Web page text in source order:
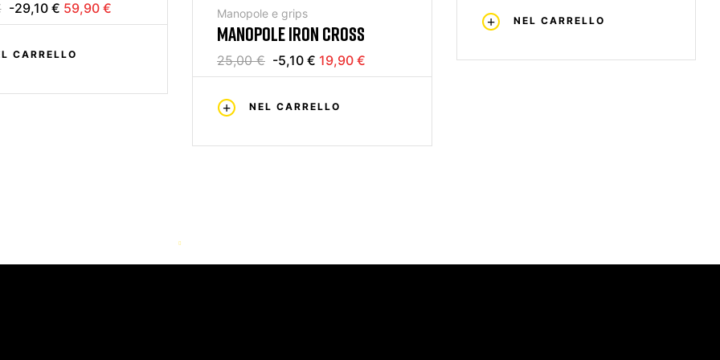
-29,10 € 59,90 €
CARRELLO
Manopole e grips
MANOPOLE IRON CROSS
25,00 € -5,10 € 19,90 €
NEL CARRELLO
NEL CARRELLO